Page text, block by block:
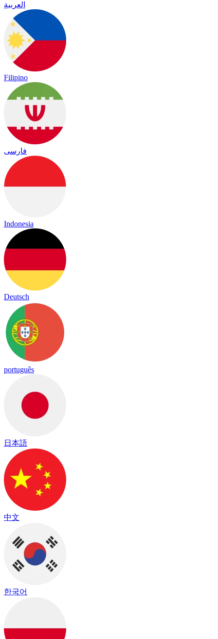
العربية
Filipino
فارسی
Indonesia
Deutsch
português
日本語
中文
한국어